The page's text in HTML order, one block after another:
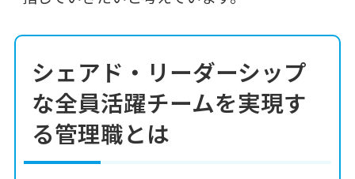
シェアド・リーダーシップ
な全員活躍チームを実現す
る管理職とは